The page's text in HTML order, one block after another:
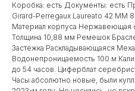
Коробка: есть Документы: есть
Girard-Perregaux Laureato 42 MM
Материал корпуса Нержавеющая
Толщина 10,88 мм Ремешок
Застежка Раскладывающаяся
Водонепроницаемость 100 м
до 54 часов. Циферблат
Часы абсолютно новые, были
БРЕНДЫ
МЫ ПРОДАЕМ